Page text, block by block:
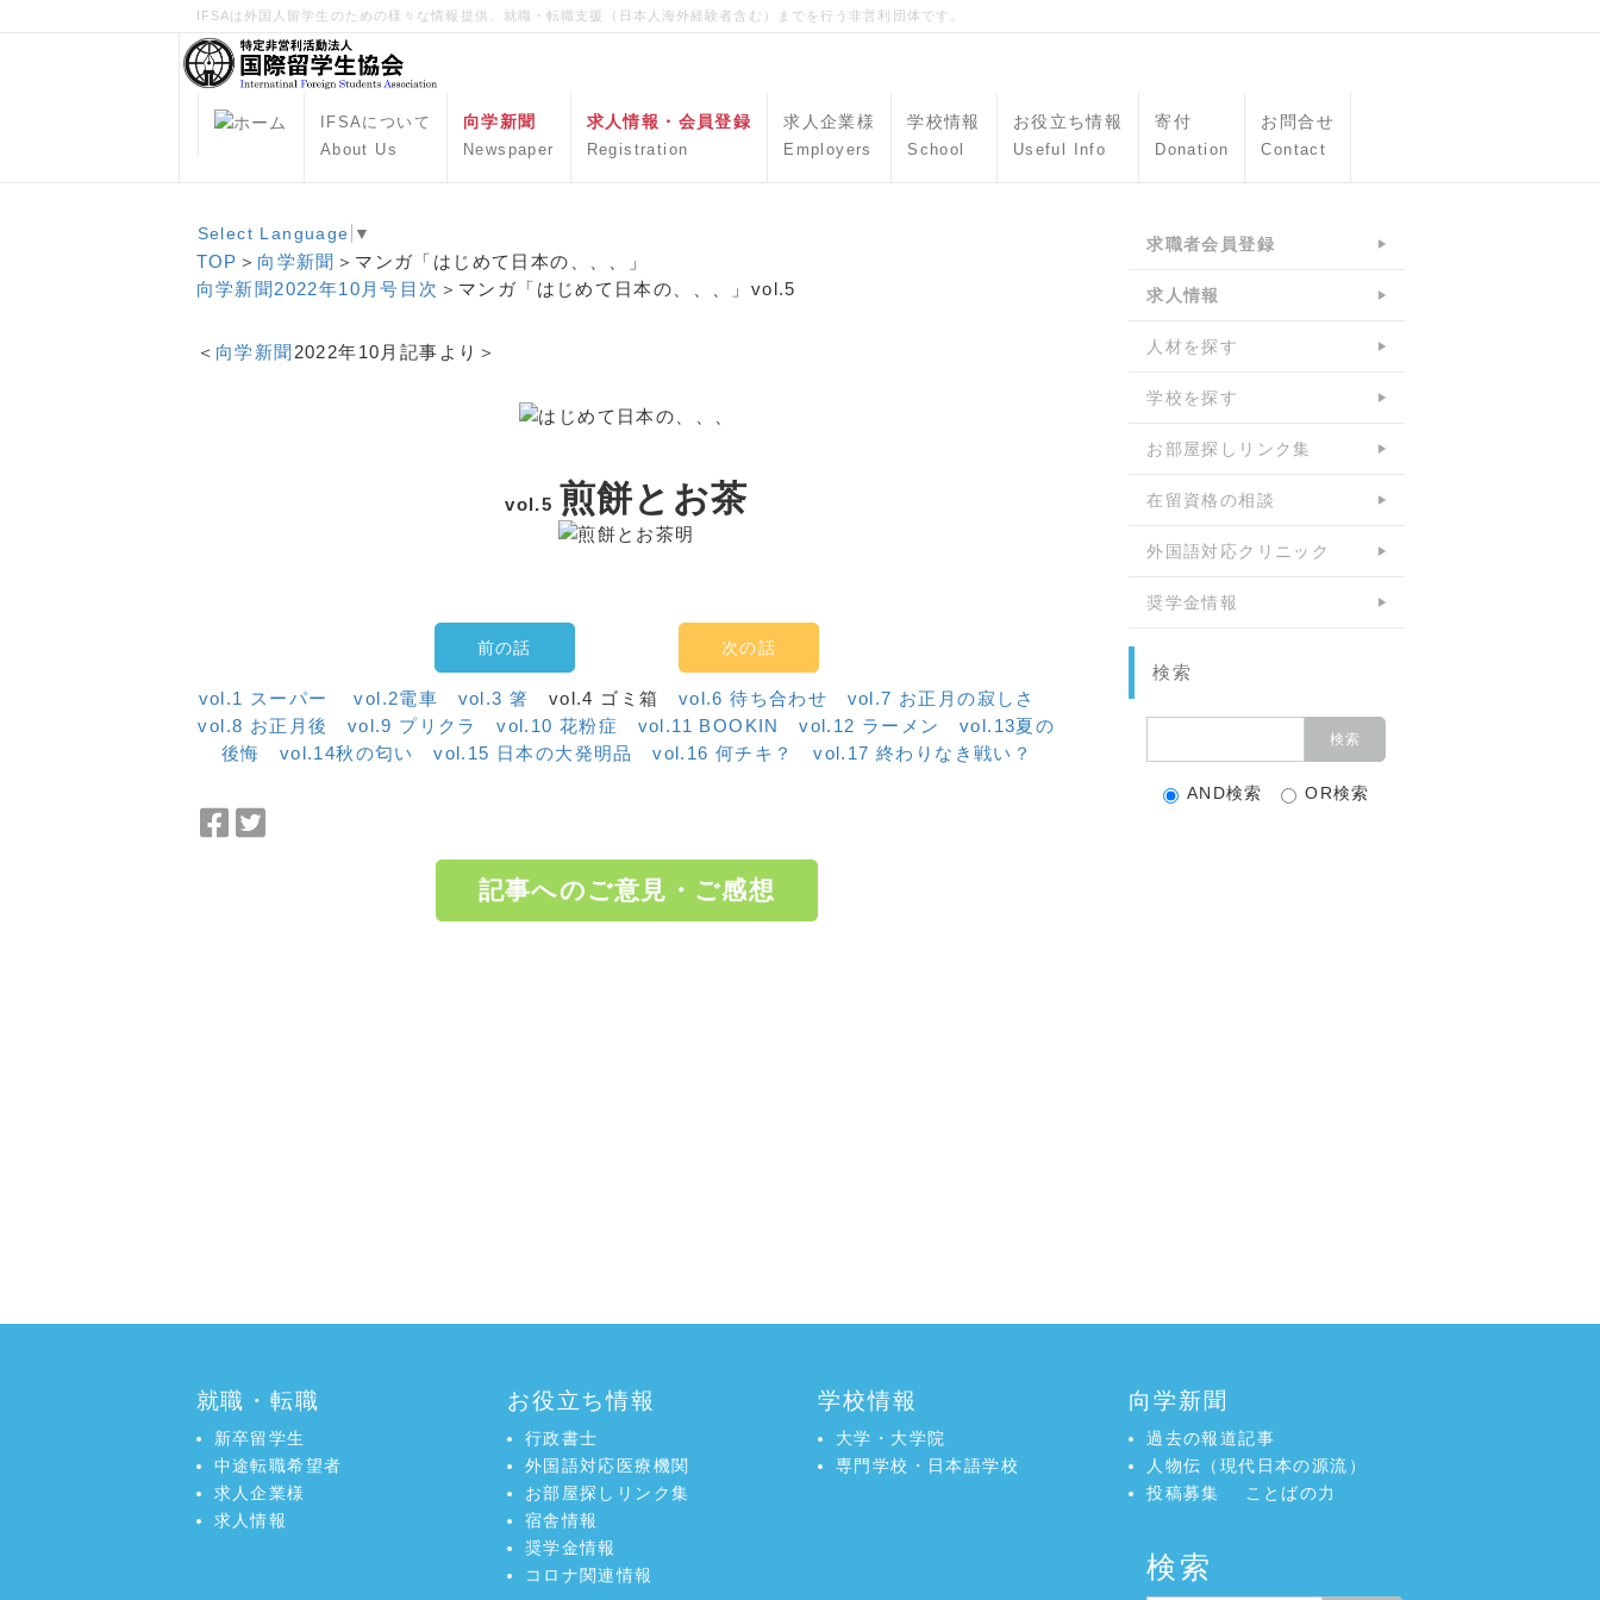
IFSAは外国人留学生のための様々な情報提供、就職・転職支援（日本人海外経験者含む）までを行う非営利団体です。
IFSAについて
About Us
向学新聞
Newspaper
求人情報・会員登録
Registration
求人企業様
Employers
学校情報
School
お役立ち情報
Useful Info
寄付
Donation
お問合せ
Contact
Select Language ▼
TOP ＞ 向学新聞 ＞マンガ「はじめて日本の、、、」
向学新聞2022年10月号目次 ＞マンガ「はじめて日本の、、、」vol.5
＜ 向学新聞 2022年10月記事より＞
vol.5 煎餅とお茶
前の話 次の話
vol.1 スーパー vol.2電車 vol.3 箸 vol.4 ゴミ箱 vol.6 待ち合わせ
vol.7 お正月の寂しさ
vol.8 お正月後
vol.9 プリクラ vol.10 花粉症 vol.11 BOOKIN vol.12 ラーメン
vol.13夏の
後悔
vol.14秋の匂い vol.15 日本の大発明品 vol.16 何チキ？ vol.17 終わりなき戦い？
Facebook
記事へのご意見・ご感想
求職者会員登録
求人情報
人材を探す
学校を探す
お部屋探しリンク集
在留資格の相談
外国語対応クリニック
奨学金情報
検索
AND検索 OR検索
就職・転職
新卒留学生
中途転職希望者
求人企業様
求人情報
お役立ち情報
行政書士
外国語対応医療機関
お部屋探しリンク集
宿舎情報
奨学金情報
コロナ関連情報
学校情報
大学・大学院
専門学校・日本語学校
向学新聞
過去の報道記事
人物伝（現代日本の源流）
投稿募集
ことばの力
検索